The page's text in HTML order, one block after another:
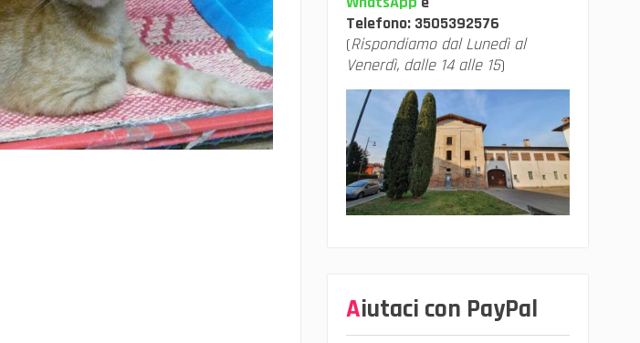
Telefono: 3505392576
(Rispondiamo dal Lunedì al
Venerdì, dalle 14 alle 15)
Aiutaci con PayPal